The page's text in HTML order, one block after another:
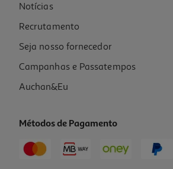
0.49 €/un
19,49 €
-34%
Notícias
Recrutamento
Seja nosso fornecedor
Campanhas e Passatempos
Auchan&Eu
Métodos de Pagamento